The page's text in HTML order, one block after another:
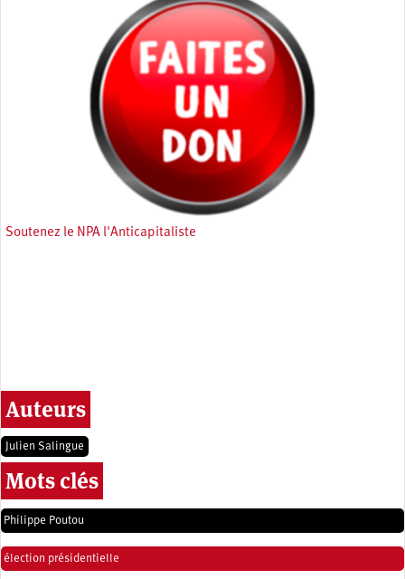
Soutenez le NPA l'Anticapitaliste
Auteurs
Julien Salingue
Mots clés
Philippe Poutou
élection présidentielle